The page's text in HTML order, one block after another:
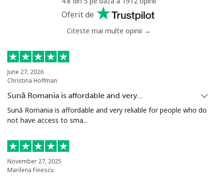
Trinidad And Tobago
95 min pentru ⁦$10⁩
Mobil
Tunisia
Telefon
⁦154.9c⁩
Oferit de
Citeste mai multe opinii →
June 27, 2026
Christina Hoffman
Sună Romania is affordable and very…
Sună Romania is affordable and very reliable for people who do
not have access to sma...
November 27, 2025
Marilena Finescu